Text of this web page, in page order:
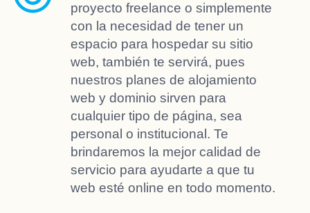
proyecto freelance o simplemente
con la necesidad de tener un
espacio para hospedar su sitio
web, también te servirá, pues
nuestros planes de alojamiento
web y dominio sirven para
cualquier tipo de página, sea
personal o institucional. Te
brindaremos la mejor calidad de
servicio para ayudarte a que tu
web esté online en todo momento.